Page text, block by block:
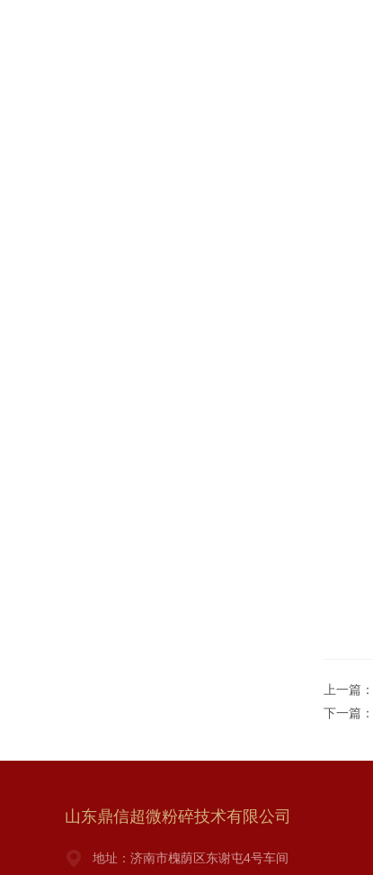
上一篇：
下一篇：
山东鼎信超微粉碎技术有限公司
地址：济南市槐荫区东谢屯4号车间